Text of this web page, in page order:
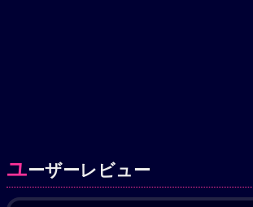
ユーザーレビュー